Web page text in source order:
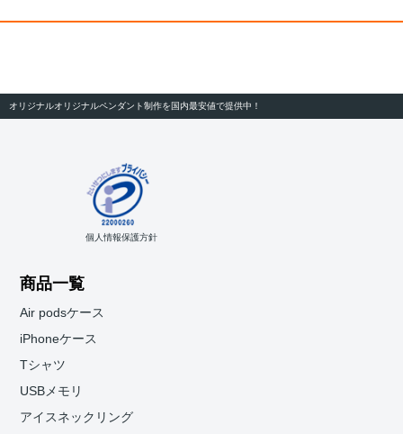
オリジナルオリジナルペンダント制作を国内最安値で提供中！
個人情報保護方針
商品一覧
Air podsケース
iPhoneケース
Tシャツ
USBメモリ
アイスネックリング